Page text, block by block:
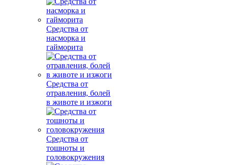
Средства от
насморка и
гайморита
Средства от
отравления, болей
в животе и изжоги
Средства от
тошноты и
головокружения